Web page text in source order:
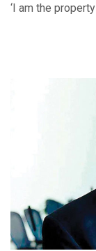
‘I am the